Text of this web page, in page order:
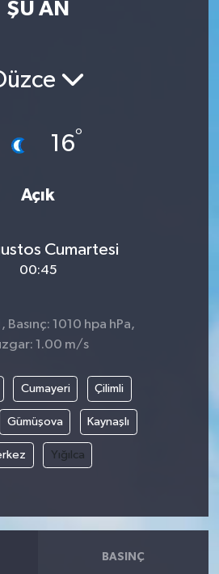
ŞU AN
16°
Açık
Cumartesi
00:45
Basınç: 1010 hpa hPa,
1.00 m/s
Cumayeri Çilimli
Gümüşova Kaynaşlı
Yığılca
BASINÇ